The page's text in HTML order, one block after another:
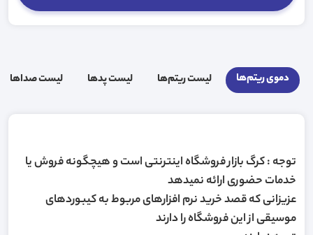
دموی ریتم‌ها لیست ریتم‌ها لیست پد‌ها لیست صدا‌ها
توجه : کرگ بازار فروشگاه اینترنتی است و هیچگونه فروش یا
خدمات حضوری ارائه نمیدهد
عزیزانی که قصد خرید نرم افزارهای مربوط به کیبوردهای
موسیقی از این فروشگاه را دارند